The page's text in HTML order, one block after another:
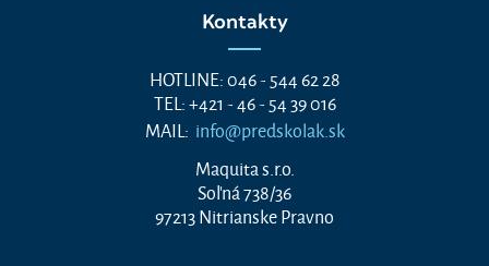
Kontakty
HOTLINE: 046 - 544 62 28
TEL: +421 - 46 - 54 39 016
MAIL: info@predskolak.sk
Maquita s.r.o.
Soľná 738/36
97213 Nitrianske Pravno